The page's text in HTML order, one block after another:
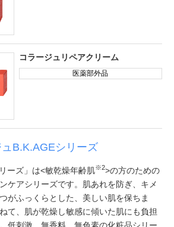
コラージュリペアクリーム
医薬部外品
B.K.AGEシリーズ
ーズ」は<敏乾燥年齢肌※2>の方のための
ケアシリーズです。肌あれを防ぎ、キメ
がふっくらとした、美しい肌を保ちま
て、肌が乾燥し敏感に傾いた肌にも負担